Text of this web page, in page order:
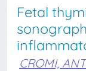
Fetal
CROMI,